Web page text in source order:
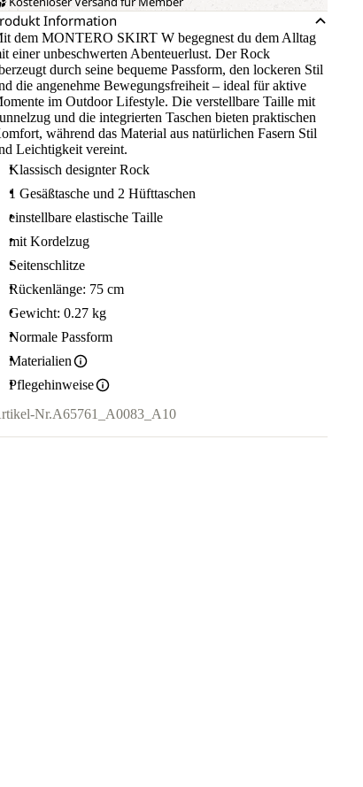
Information
dem MONTERO SKIRT W begegnest du dem Alltag
einer unbeschwerten Abenteuerlust. Der Rock
durch seine bequeme Passform, den lockeren Stil
die angenehme Bewegungsfreiheit – ideal für aktive
im Outdoor Lifestyle. Die verstellbare Taille mit
und die integrierten Taschen bieten praktischen
während das Material aus natürlichen Fasern Stil
Leichtigkeit vereint.
Klassisch designter Rock
1 Gesäßtasche und 2 Hüfttaschen
einstellbare elastische Taille
mit Kordelzug
Seitenschlitze
Rückenlänge: 75 cm
Gewicht: 0.27 kg
Normale Passform
Materialien
Pflegehinweise
Nr.A65761_A0083_A10